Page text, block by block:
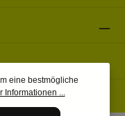
eine bestmögliche
Informationen ...